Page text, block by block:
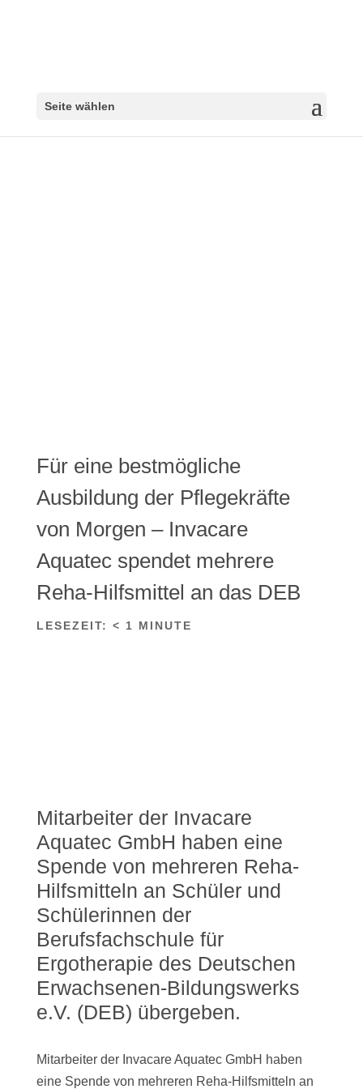
Seite wählen
Für eine bestmögliche
Ausbildung der Pflegekräfte
von Morgen – Invacare
Aquatec spendet mehrere
Reha-Hilfsmittel an das DEB
LESEZEIT: < 1 MINUTE
Mitarbeiter der Invacare
Aquatec GmbH haben eine
Spende von mehreren Reha-
Hilfsmitteln an Schüler und
Schülerinnen der
Berufsfachschule für
Ergotherapie des Deutschen
Erwachsenen-Bildungswerks
e.V. (DEB) übergeben.
Mitarbeiter der Invacare Aquatec GmbH haben
eine Spende von mehreren Reha-Hilfsmitteln an